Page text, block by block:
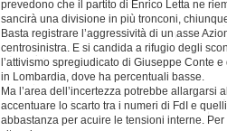
prevedono che il partito di Enrico Letta ne
sancirà una divisione in più tronconi,
Basta registrare l’aggressività di un asse
centrosinistra. E si candida a rifugio degli
l’attivismo spregiudicato di Giuseppe Conte
in Lombardia, dove ha percentuali basse.
Ma l’area dell’incertezza potrebbe
accentuare lo scarto tra i numeri di FdI e
abbastanza per acuire le tensioni interne.